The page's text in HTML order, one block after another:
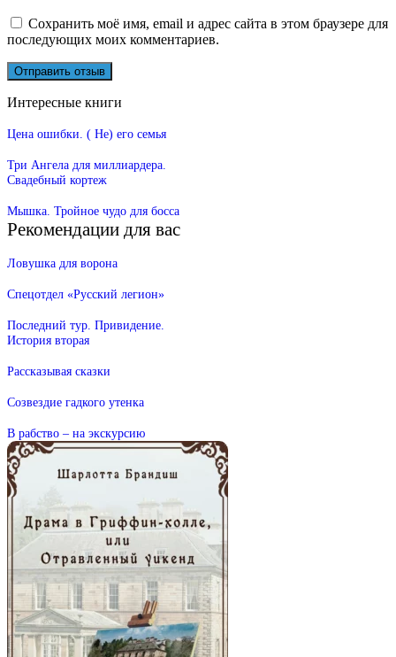
Сохранить моё имя, email и адрес сайта в этом браузере для
последующих моих комментариев.
Интересные книги
Цена ошибки. ( Не) его семья
Три Ангела для миллиардера.
Свадебный кортеж
Мышка. Тройное чудо для босса
Рекомендации для вас
Ловушка для ворона
Спецотдел «Русский легион»
Последний тур. Привидение.
История вторая
Рассказывая сказки
Созвездие гадкого утенка
В рабство – на экскурсию